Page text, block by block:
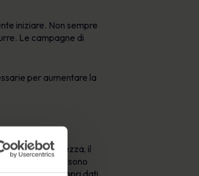
iniziare. Non sempre
Le campagne di
per aumentare la
catena di sicurezza, il
successo
sono